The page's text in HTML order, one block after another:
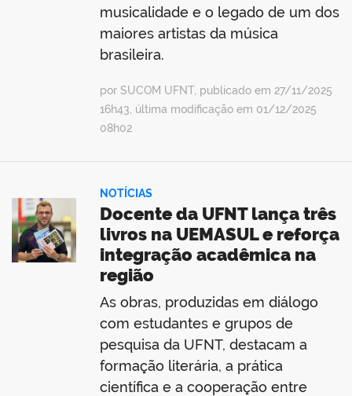
musicalidade e o legado de um dos
maiores artistas da música
brasileira.
por SUCOM UFNT, publicado em 27/11/2025
16h43, última modificação em 01/12/2025
08h02
NOTÍCIAS
Docente da UFNT lança três
livros na UEMASUL e reforça
integração acadêmica na
região
As obras, produzidas em diálogo
com estudantes e grupos de
pesquisa da UFNT, destacam a
formação literária, a prática
científica e a cooperação entre